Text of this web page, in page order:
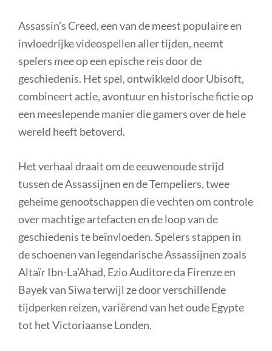
Assassin’s Creed, een van de meest populaire en
invloedrijke videospellen aller tijden, neemt
spelers mee op een epische reis door de
geschiedenis. Het spel, ontwikkeld door Ubisoft,
combineert actie, avontuur en historische fictie op
een meeslepende manier die gamers over de hele
wereld heeft betoverd.
Het verhaal draait om de eeuwenoude strijd
tussen de Assassijnen en de Tempeliers, twee
geheime genootschappen die vechten om controle
over machtige artefacten en de loop van de
geschiedenis te beïnvloeden. Spelers stappen in
de schoenen van legendarische Assassijnen zoals
Altaïr Ibn-La’Ahad, Ezio Auditore da Firenze en
Bayek van Siwa terwijl ze door verschillende
tijdperken reizen, variërend van het oude Egypte
tot het Victoriaanse Londen.